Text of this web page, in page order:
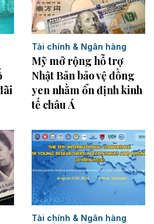
Tài chính & Ngân hàng
Mỹ mở rộng hỗ trợ
Nhật Bản bảo vệ đồng
yen nhằm ổn định kinh
tế châu Á
Tài chính & Ngân hàng